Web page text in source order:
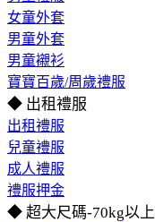
女童外套
男童外套
男童襯衫
寶寶百歲/周歲禮服
◆ 出租禮服
出租禮服
兒童禮服
成人禮服
禮服押金
◆ 超大尺碼-70kg以上